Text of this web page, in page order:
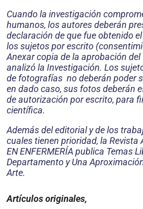
Cuando la investigación
humanos, los autores deberán
declaración de que fue obtenido
los sujetos por escrito
Anexar copia de la aprobación
analizó la Investigación. Los
de fotografías no deberán poder
en dado caso, sus fotos deberán
de autorización por escrito, para
científica.
Además del editorial y de los
cuales tienen prioridad, la Revista
EN ENFERMERÍA publica Temas
Departamento y Una
Arte.
Artículos originales,